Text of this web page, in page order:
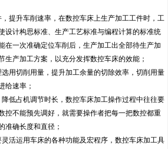
提升车削速率，在数控车床上生产加工工件时，工
设计构思标准、生产工艺标准与编程计算的标准统
在一次准确定位车削后，生产加工出全部待生产加
生产加工方案，以充分发挥数控车床的效能；
用切削用量，提升加工余量的切除效率，切削用量
给速率；
低占机调节时长，数控车床加工操作过程中往往要
控不能预先调好，就需要操作者把每一把数控都重
准确长度和直径；
活运用车床的各种功能及宏程序，数控车床加工具